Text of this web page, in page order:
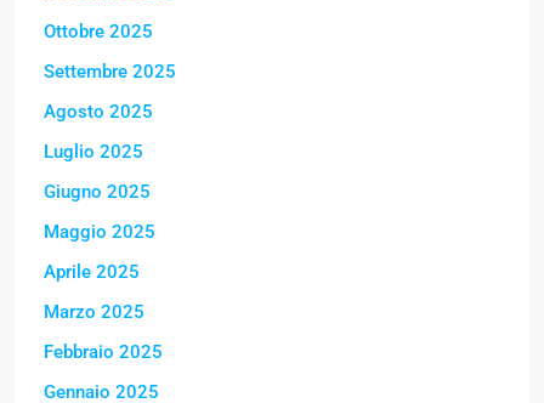
Ottobre 2025
Settembre 2025
Agosto 2025
Luglio 2025
Giugno 2025
Maggio 2025
Aprile 2025
Marzo 2025
Febbraio 2025
Gennaio 2025